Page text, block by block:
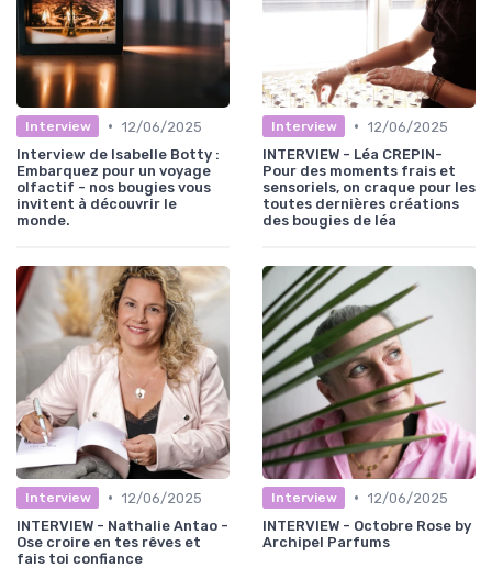
Interview • 12/06/2025
Interview de Isabelle Botty :
Embarquez pour un voyage
olfactif - nos bougies vous
invitent à découvrir le
monde.
Interview • 12/06/2025
INTERVIEW - Léa CREPIN-
Pour des moments frais et
sensoriels, on craque pour les
toutes dernières créations
des bougies de léa
Interview • 12/06/2025
INTERVIEW - Nathalie Antao -
Ose croire en tes rêves et
fais toi confiance
Interview • 12/06/2025
INTERVIEW - Octobre Rose by
Archipel Parfums